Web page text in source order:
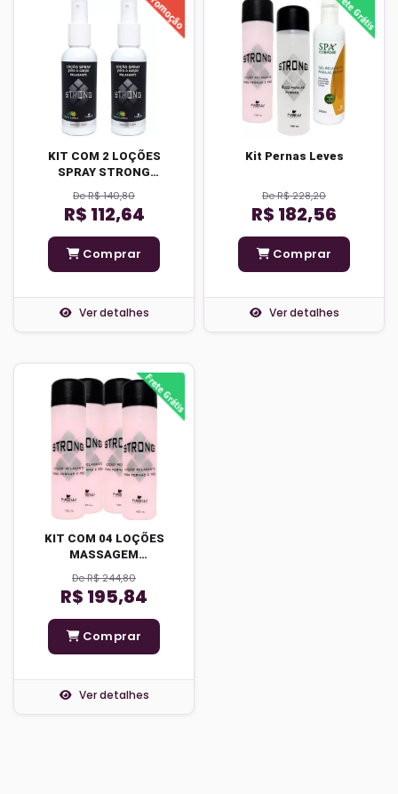
KIT COM 2 LOÇÕES
SPRAY STRONG
MENTOL E ARNICA
De R$ 140,80
R$ 112,64
Comprar
Ver detalhes
Kit Pernas Leves
De R$ 228,20
R$ 182,56
Comprar
Ver detalhes
KIT COM 04 LOÇÕES
MASSAGEM
RELAXANTE PERNAS E
PÉS
De R$ 244,80
R$ 195,84
Comprar
Ver detalhes